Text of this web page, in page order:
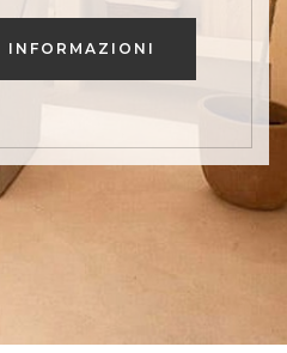
INFORMAZIONI